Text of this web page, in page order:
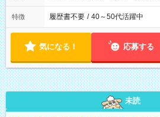
特徴 履歴書不要 / 40～50代活躍中
気になる！ 応募する
未読